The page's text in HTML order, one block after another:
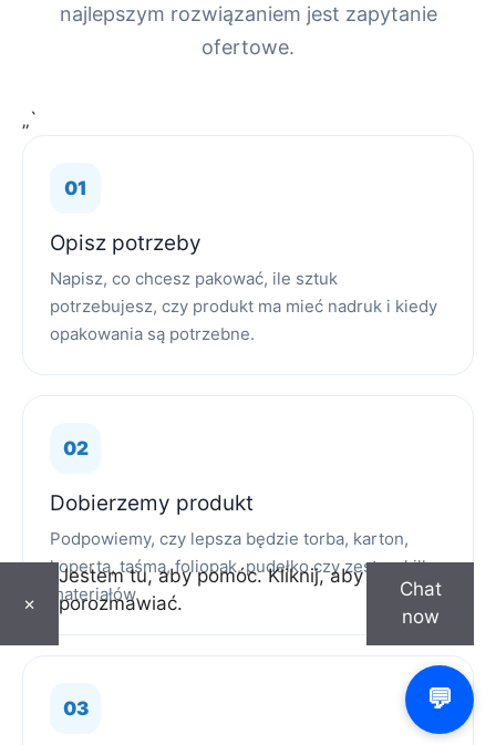
najlepszym rozwiązaniem jest zapytanie
ofertowe.
„`
Opisz potrzeby
Napisz, co chcesz pakować, ile sztuk
potrzebujesz, czy produkt ma mieć nadruk i kiedy
opakowania są potrzebne.
Dobierzemy produkt
Podpowiemy, czy lepsza będzie torba, karton,
koperta, taśma, foliopak, pudełko czy zestaw kilku
materiałów.
×
Jestem tu, aby pomóc. Kliknij, aby
porozmawiać.
Chat
now